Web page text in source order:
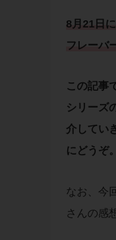
8月21日
フレーバ
この記事
シリーズ
介してい
にどうぞ。
なお、今
さんの感